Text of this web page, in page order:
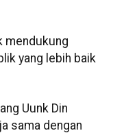
mendukung
yang lebih baik
Uunk Din
sama dengan